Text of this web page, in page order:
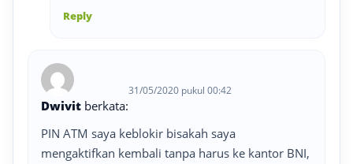
Reply
Dwivit berkata:
31/05/2020 pukul 00:42
PIN ATM saya keblokir bisakah saya
mengaktifkan kembali tanpa harus ke kantor BNI,